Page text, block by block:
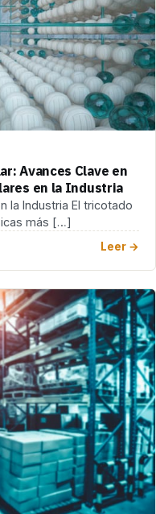
Avances Clave en
en la Industria
la Industria El tricotado
más […]
Leer →